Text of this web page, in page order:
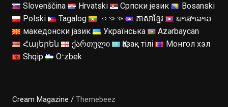
Slovenščina
Hrvatski Српски језик
Bosanski
Polski
Tagalog ဗမာစာ ភាសាខ្មែរ
ພາສາລາວ
македонски јазик
Українська
Azərbaycan
Հայերեն
ქართული Қазақ тілі
Монгол хэл
Shqip
Oʻzbek
Cream Magazine / Themebeez